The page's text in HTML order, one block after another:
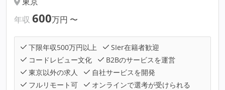
年収 600万円 〜
下限年収500万円以上
SIer在籍者歓迎
コードレビュー文化
B2Bのサービスを運営
東京以外の求人
自社サービスを開発
フルリモート可
オンラインで選考が受けられる